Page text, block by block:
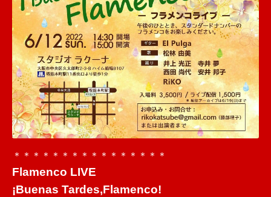
＊＊＊＊＊＊＊＊＊＊＊＊＊＊ ＊＊
Flamenco LIVE
¡Buenas Tardes,Flamenco!